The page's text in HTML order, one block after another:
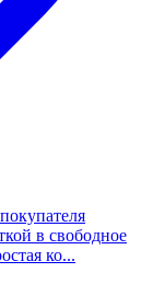
в свободное
ко...